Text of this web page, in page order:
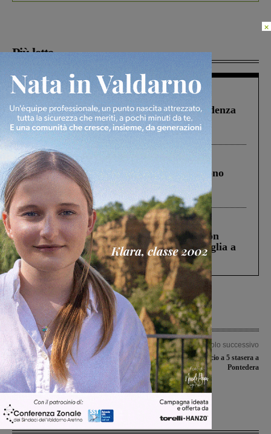
Più lette
Figline Incisa Valdarno 1 Agosto 2026
Piscina di Figline finanziata oltre la scadenza
Pnrr, il gruppo di Fratelli d’Italia: “Un
ringraziamento al Governo”
Cronaca 4 Agosto 2026
Un anno fa la strage in A1 in cui morirono
Gianni, Giulia e Franco. Lo schianto, il
processo, lo stop ai sorpassi fra tir....
Cronaca 3 Agosto 2026
Scomparso da una struttura di Castiglion
Fiorentino l’uomo che aveva ucciso la figlia a
Levane nel 2020
Articolo precedente
Risultati fallimentari,
l’amministrazione e Aer annunciano:
“I cassonetti verranno spostati da via
Gramsci”
Articolo successivo
Il San Giovanni calcio a 5 stasera a
Pontedera
Ultime Notizie
×